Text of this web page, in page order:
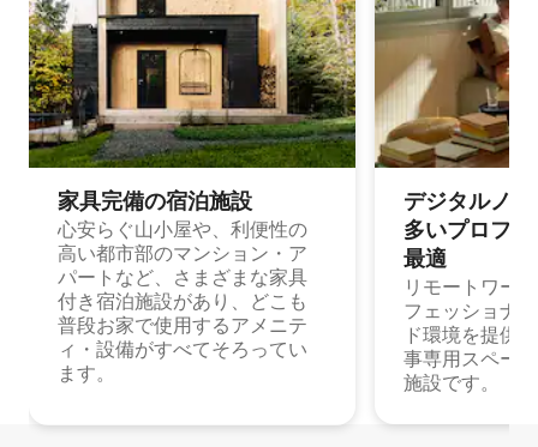
家具完備の宿⁠泊⁠施⁠設
心安らぐ山小屋や、利便性の
高い都市部のマンション・ア
パートなど、さまざまな家具
付き宿泊施設があり、どこも
普段お家で使用するアメニテ
ィ・設備がすべてそろってい
ます。
デジタルノ
多⁠いプ⁠ロ⁠フ⁠
最⁠適
リモートワー
フェッショナ
ド環境を提供
事専用スペー
施設です。